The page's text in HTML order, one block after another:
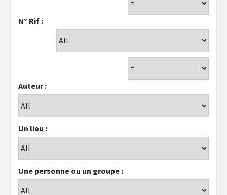
N° Rif :
Auteur :
Un lieu :
Une personne ou un groupe :